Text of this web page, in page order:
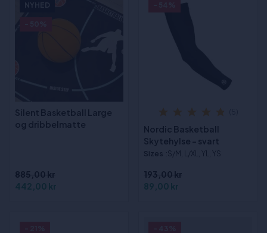
NYHED
Silent Basketball Large
og dribbelmatte
885,00 kr
442,00 kr
Nordic Basketball
Skytehylse - svart
Sizes :S/M, L/XL, YL, YS
193,00 kr
89,00 kr